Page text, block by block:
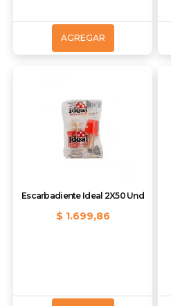
AGREGAR
Escarbadiente Ideal 2X50 Und
$ 1.699,86